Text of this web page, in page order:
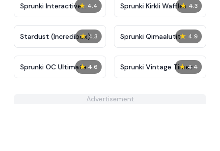
★ 4.4
Sprunki Interactive
Tunner
★ 4.3
Sprunki Kirkli Waffles
★ 4.3
Stardust (Incredibox) ★ 4.9
Sprunki Qimaalutit
★ 4.6
Sprunki OC Ultimate ★ 4.4
Sprunki Vintage Times
Advertisement